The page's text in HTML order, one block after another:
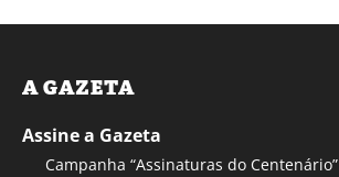
A GAZETA
Assine a Gazeta
Campanha “Assinaturas do Centenário”